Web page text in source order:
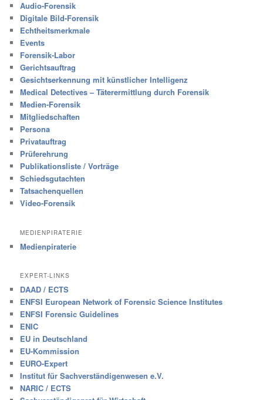
Audio-Forensik
Digitale Bild-Forensik
Echtheitsmerkmale
Events
Forensik-Labor
Gerichtsauftrag
Gesichtserkennung mit künstlicher Intelligenz
Medical Detectives – Täterermittlung durch Forensik
Medien-Forensik
Mitgliedschaften
Persona
Privatauftrag
Prüferehrung
Publikationsliste / Vorträge
Schiedsgutachten
Tatsachenquellen
Video-Forensik
MEDIENPIRATERIE
Medienpiraterie
EXPERT-LINKS
DAAD / ECTS
ENFSI European Network of Forensic Science Institutes
ENFSI Forensic Guidelines
ENIC
EU in Deutschland
EU-Kommission
EURO-Expert
Institut für Sachverständigenwesen e.V.
NARIC / ECTS